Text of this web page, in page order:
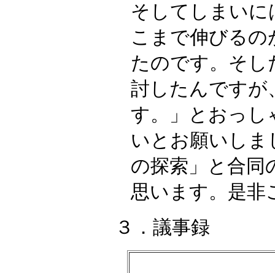
そしてしまい
こまで伸びる
たのです。そし
討したんですが
す。」とおっし
いとお願いしま
の探索」と合同
思います。是非
３．議事録